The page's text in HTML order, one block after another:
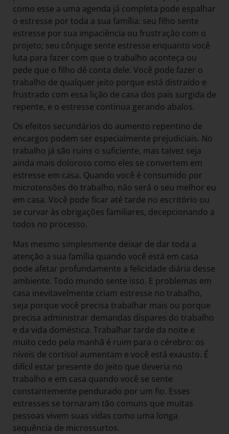
como esse a uma agenda já completa pode espalhar
o estresse por toda a sua família: seu filho sente
estresse por sua impaciência ou frustração com o
projeto; seu cônjuge sente estresse enquanto você
luta para fazer com que o trabalho aconteça ou
pede que o filho dê conta dele. Você pode fazer o
trabalho de qualquer jeito porque está distraído e
frustrado com essa lição de casa dos pais surgida de
repente, e o estresse continua gerando abalos.
Os efeitos secundários do aumento repentino de
encargos podem ser especialmente prejudiciais. No
trabalho já são ruins o suficiente, mas talvez seja
ainda mais doloroso como eles se convertem em
estresse em casa. Quando você é consumido por
microtensões do trabalho, não será o seu melhor eu
em casa. Você pode ficar até tarde no escritório ou
se curvar às obrigações familiares, decepcionando a
todos no processo.
Mas mesmo simplesmente deixar de dar toda a
atenção a sua família quando você está em casa
pode afetar profundamente a felicidade diária desse
ambiente. Todo mundo sente isso. E problemas em
casa inevitavelmente criam estresse no trabalho,
seja porque você precisa trabalhar mais ou porque
precisa administrar demandas díspares do trabalho
e da vida doméstica. Trabalhar tarde da noite e
muito cedo pela manhã é ruim para o cérebro: os
níveis de cortisol aumentam e você está exausto. É
difícil estar presente do jeito que deveria no
trabalho e em casa quando você se sente
constantemente pendurado por um fio. Esses
estresses se tornaram tão comuns que muitas
pessoas vivem suas vidas como uma longa
sequência de microssurtos.